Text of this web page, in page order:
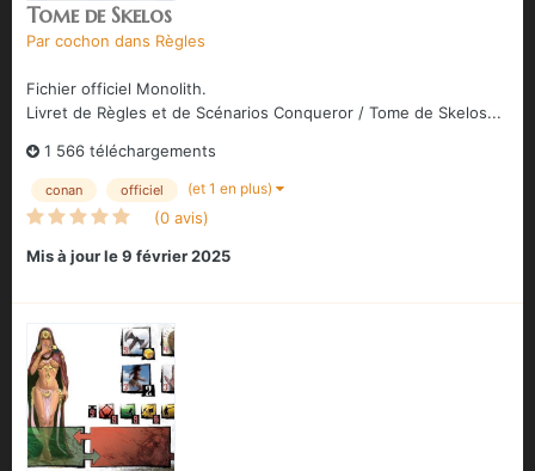
Tome de Skelos
Par cochon dans Règles
Fichier officiel Monolith.
Livret de Règles et de Scénarios Conqueror / Tome de Skelos...
1 566 téléchargements
conan officiel (et 1 en plus)
(0 avis)
Mis à jourle 9 février 2025